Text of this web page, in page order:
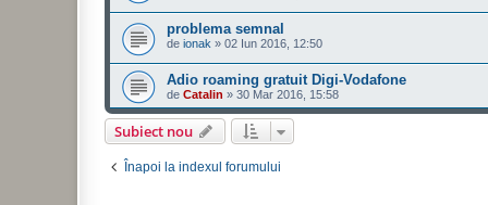
problema semnal
de ionak » 02 Iun 2016, 12:50
Adio roaming gratuit Digi-Vodafone
de Catalin » 30 Mar 2016, 15:58
Subiect nou
Înapoi la indexul forumului